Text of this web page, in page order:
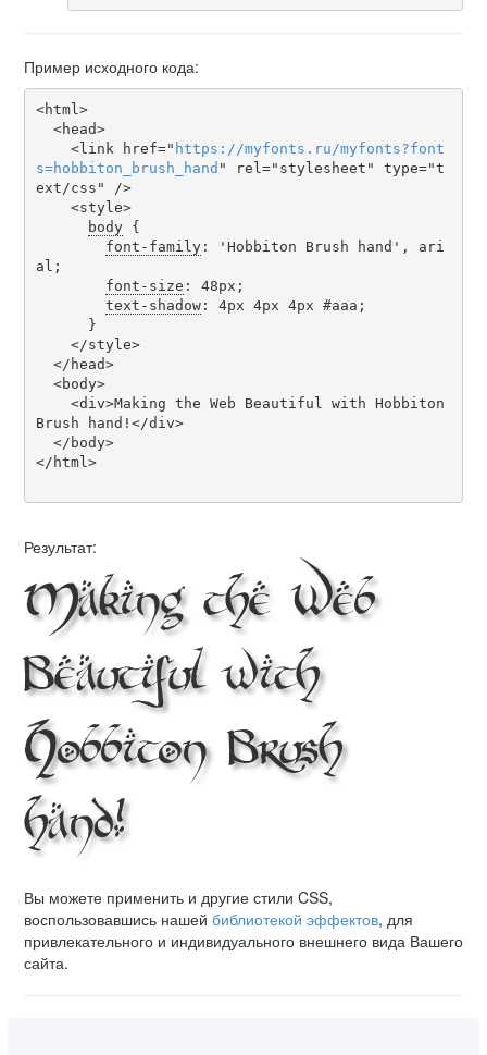
Пример исходного кода:
<html>
    <link href="
https ://myfonts . ru /myfonts?font
s=hobbiton_brush_hand " rel="stylesheet" type="t
ext/css" />
body {
font-family: 'Hobbiton Brush hand', ari
al;
font-size : 48px;
text-shadow: 4px 4px 4px #aaa;
Brush hand!</div>
</html>
Результат:
Making the Web
Beautiful with
Hobbiton Brush
hand!
Вы можете применить и другие стили CSS,
воспользовавшись нашей библиотекой эффектов, для
привлекательного и индивидуального внешнего вида Вашего
сайта.